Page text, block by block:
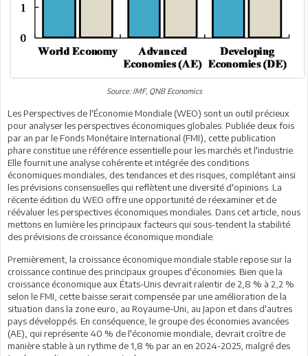
Source: IMF, QNB Economics
Les Perspectives de l'Économie Mondiale (WEO) sont un outil précieux
pour analyser les perspectives économiques globales. Publiée deux fois
par an par le Fonds Monétaire International (FMI), cette publication
phare constitue une référence essentielle pour les marchés et l'industrie.
Elle fournit une analyse cohérente et intégrée des conditions
économiques mondiales, des tendances et des risques, complétant ainsi
les prévisions consensuelles qui reflètent une diversité d'opinions. La
récente édition du WEO offre une opportunité de réexaminer et de
réévaluer les perspectives économiques mondiales. Dans cet article, nous
mettons en lumière les principaux facteurs qui sous-tendent la stabilité
des prévisions de croissance économique mondiale.
Premièrement, la croissance économique mondiale stable repose sur la
croissance continue des principaux groupes d'économies. Bien que la
croissance économique aux États-Unis devrait ralentir de 2,8 % à 2,2 %
selon le FMI, cette baisse serait compensée par une amélioration de la
situation dans la zone euro, au Royaume-Uni, au Japon et dans d'autres
pays développés. En conséquence, le groupe des économies avancées
(AE), qui représente 40 % de l'économie mondiale, devrait croître de
manière stable à un rythme de 1,8 % par an en 2024-2025, malgré des